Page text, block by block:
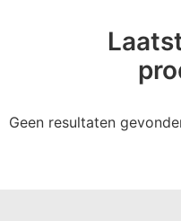
Geen resultaten